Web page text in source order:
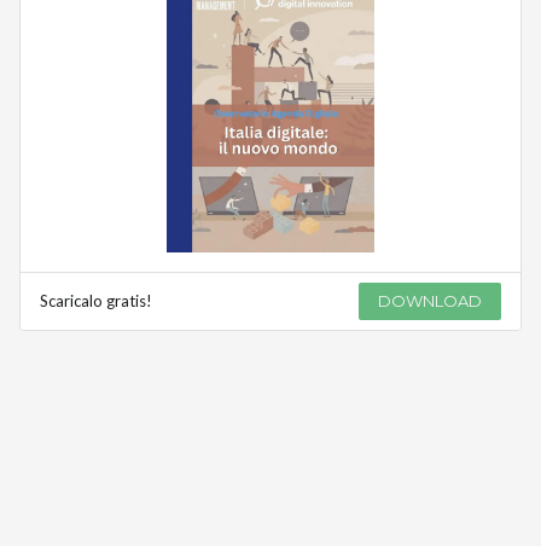
Scaricalo gratis! DOWNLOAD